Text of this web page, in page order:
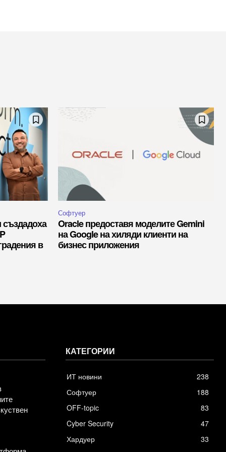
създадоха
в
Софтуер
Oracle предоставя моделите Gemini
на Google на хиляди клиенти на
бизнес приложения
КАТЕГОРИИ
ИТ новини
238
Софтуер
188
OFF-topic
83
Cyber Security
47
Хардуер
33